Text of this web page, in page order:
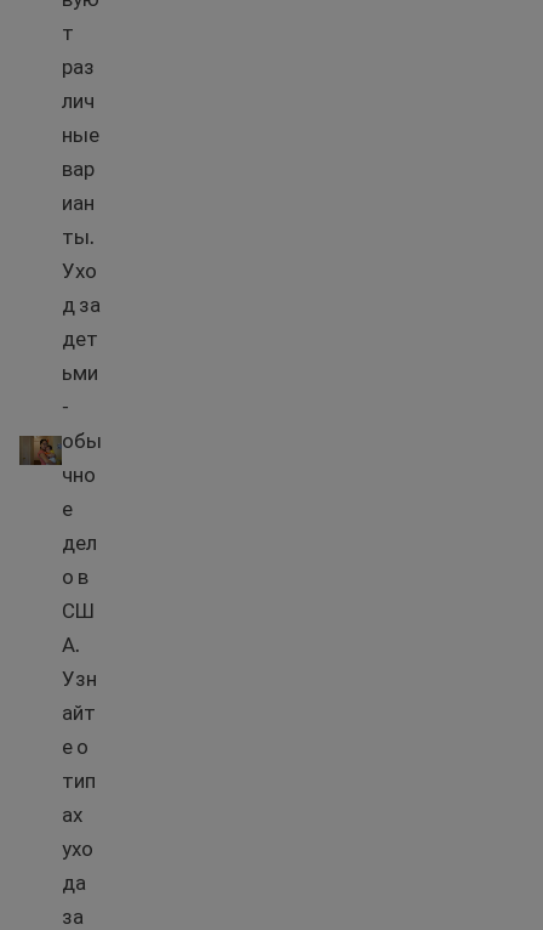
т
раз
лич
ные
вар
иан
ты.
Ухо
д за
дет
ьми
-
обы
чно
е
дел
о в
СШ
А.
Узн
айт
е о
тип
ах
ухо
да
за